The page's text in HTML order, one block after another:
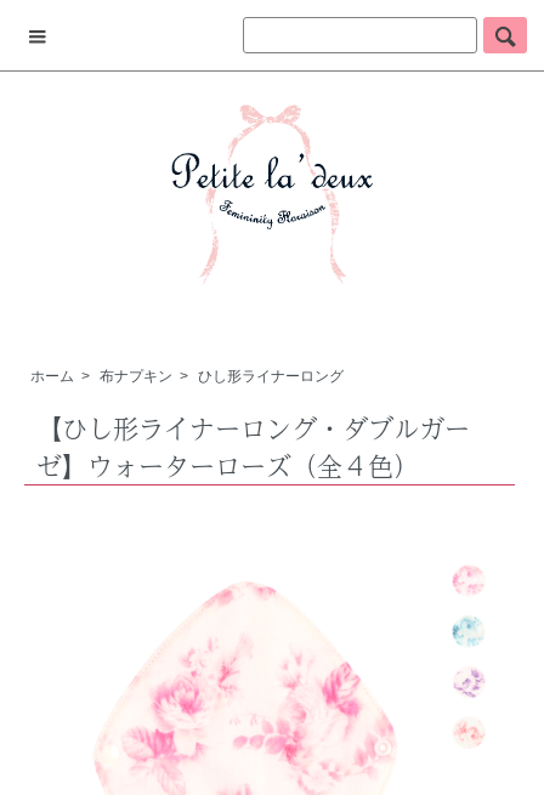
ホーム > 布ナプキン > ひし形ライナーロング
【ひし形ライナーロング・ダブルガー
ゼ】ウォーターローズ（全４色）